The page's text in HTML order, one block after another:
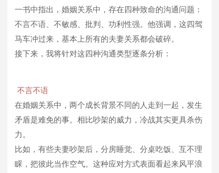
一书中指出，婚姻关系中，存在四种致命的沟通问题：
不言不语、不敏感、批判、功利性强。他强调，这四驾
马车冲过来，基本上所有的夫妻关系都会破碎。
接下来，我将针对这四种沟通类型逐条分析：
不言不语
在婚姻关系中，两个成长背景不同的人走到一起，发生
矛盾是难免的事。相比吵架的威力，冷战其实更具杀伤
力。
比如，有些夫妻吵架后，分房睡觉、分桌吃饭、互不理
睬，把彼此当作空气。这种应对方式表面看起来风平浪